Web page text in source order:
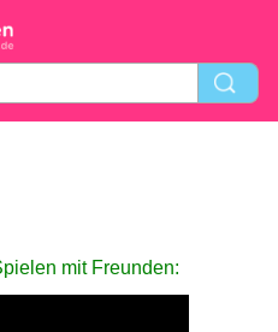
mit Freunden: